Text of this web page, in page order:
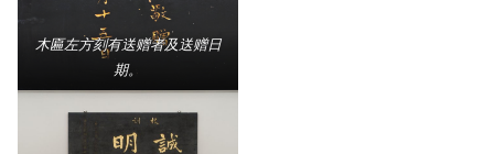
木匾左方刻有送赠者及送赠日
期。